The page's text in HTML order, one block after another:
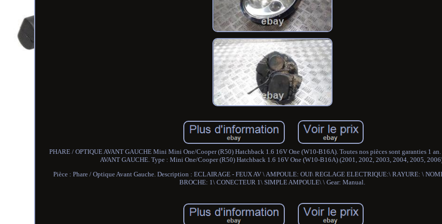
PHARE / OPTIQUE AVANT GAUCHE Mini Mini One/Cooper (R50) Hatchback 1.6 16V One (W10-B16A). Toutes nos pièces sont garanties 1
AVANT GAUCHE. Type : Mini One/Cooper (R50) Hatchback 1.6 16V One (W10-B16A) (2001, 2002, 2003, 2004, 2005,
Pièce : Phare / Optique Avant Gauche. Description : ECLAIRAGE - FEUX AV \ AMPOULE: OUI\ REGLAGE ELECTRIQUE:\ RAYURE: \
BROCHE: 1\ CONECTEUR 1\ SIMPLE AMPOULE\ \ Gear: Manual.